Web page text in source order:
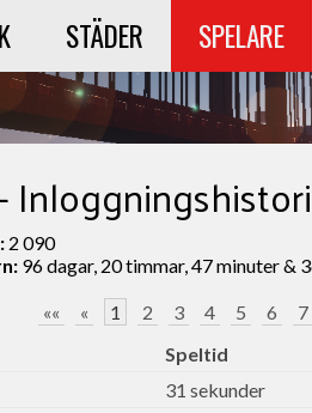
STÄDER SPELARE
2 090
96 dagar, 20 timmar, 47 minuter &
«« « 1 2 3 4 5 6 7
Speltid
31 sekunder